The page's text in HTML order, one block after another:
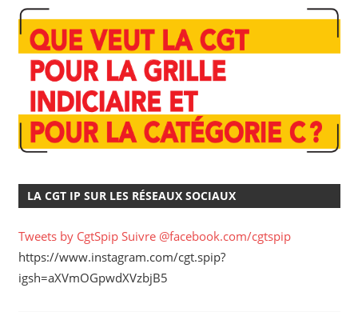
LA CGT IP SUR LES RÉSEAUX SOCIAUX
Tweets by CgtSpip Suivre @facebook.com/cgtspip
https://www.instagram.com/cgt.spip?
igsh=aXVmOGpwdXVzbjB5